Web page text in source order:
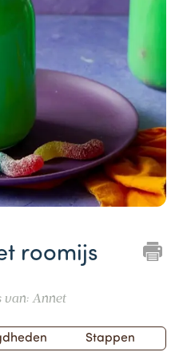
roomijs
van: Annet
Stappen